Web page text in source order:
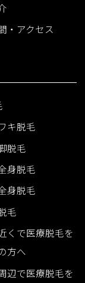
・アクセス
キ脱毛
脱毛
身脱毛
身脱毛
毛
くで医療脱毛を
方へ
辺で医療脱毛を